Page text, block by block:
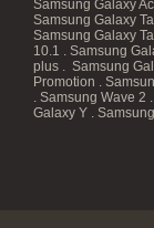
Samsung Galaxy
Samsung Galaxy
Samsung Galaxy
10.1 . Samsung
plus . Samsung
Promotion .
. Samsung Wave 2
Galaxy Y .